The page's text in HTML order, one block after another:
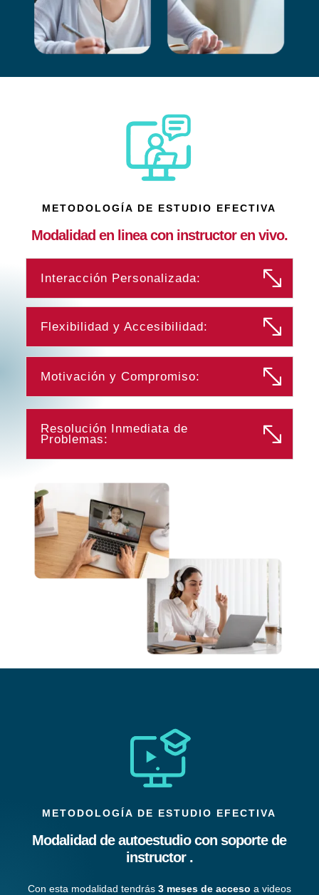
METODOLOGÍA DE ESTUDIO EFECTIVA
Modalidad en linea con instructor en vivo.
Interacción Personalizada:
Flexibilidad y Accesibilidad:
Motivación y Compromiso:
Resolución Inmediata de
Problemas:
METODOLOGÍA DE ESTUDIO EFECTIVA
Modalidad de autoestudio con soporte de
instructor .
Con esta modalidad tendrás3 meses de acceso a videos